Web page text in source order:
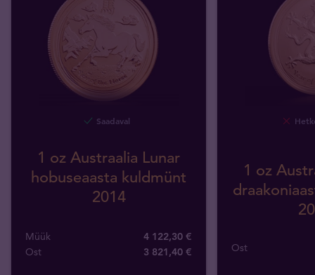
Saadaval
1 oz Austraalia Lunar
hobuseaasta kuldmünt
2014
Müük
4 122,30 €
Ost
3 821,40 €
1 oz
Ost